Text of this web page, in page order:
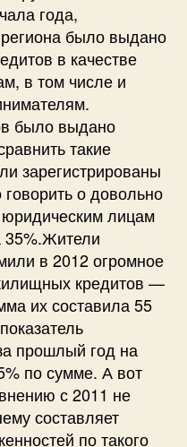
года,
региона было выдано
в качестве
в том числе и
было выдано
такие
зарегистрированы
о довольно
лицам
в 2012 огромное
кредитов —
их составила 55
прошлый год на
по сумме. А вот
с 2011 не
составляет
по такого